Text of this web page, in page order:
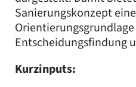
Sanierungskonzept eine
Entscheidungsfindung
Kurzinputs: